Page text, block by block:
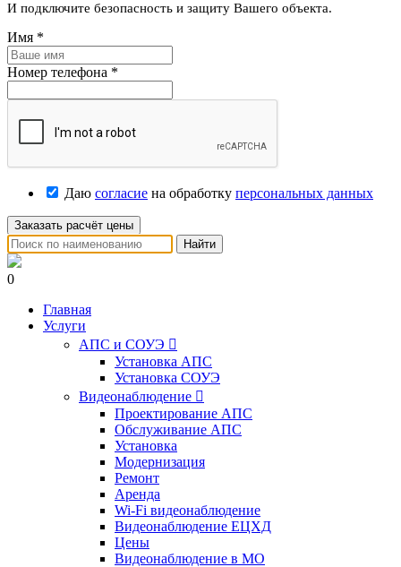
И подключите безопасность и защиту Вашего объекта.
Имя *
Номер телефона *
Даю согласие на обработку персональных данных
Заказать расчёт цены
Найти
0
Главная
Услуги
АПС и СОУЭ 
Установка АПС
Установка СОУЭ
Видеонаблюдение 
Проектирование АПС
Обслуживание АПС
Установка
Модернизация
Ремонт
Аренда
Wi-Fi видеонаблюдение
Видеонаблюдение ЕЦХД
Цены
Видеонаблюдение в МО